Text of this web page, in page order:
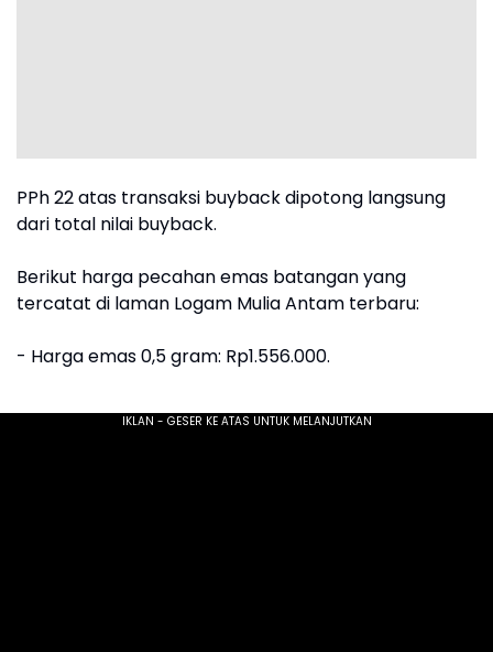
‎‎PPh 22 atas transaksi buyback dipotong langsung
dari total nilai buyback.
Berikut harga pecahan emas batangan yang
tercatat di laman Logam Mulia Antam terbaru:
‎- Harga emas 0,5 gram: Rp1.556.000.